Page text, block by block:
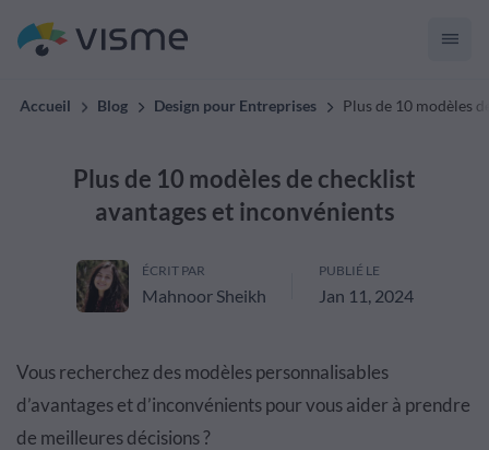
Accueil Blog Design pour Entreprises Plus de 10 modèles
Plus de 10 modèles de checklist
avantages et inconvénients
ÉCRIT PAR
Mahnoor Sheikh
PUBLIÉ LE
Jan 11, 2024
Vous recherchez des modèles personnalisables
d’avantages et d’inconvénients pour vous aider à prendre
de meilleures décisions ?